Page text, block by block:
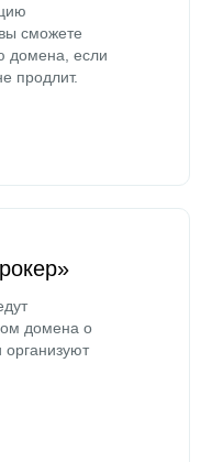
сможете
домена, если
продлит.
домена о